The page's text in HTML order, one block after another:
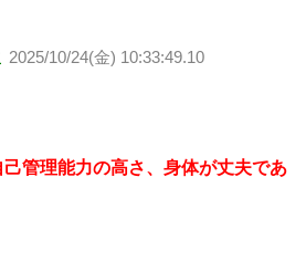
2025/10/24(金) 10:33:49.10
管理能力の高さ、身体が丈夫であ